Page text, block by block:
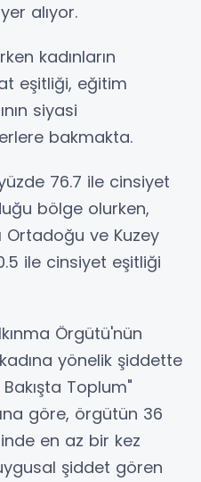
alıyor.
kadınların
eşitliği, eğitim
siyasi
bakmakta.
76.7 ile cinsiyet
bölge olurken,
Ortadoğu ve Kuzey
ile cinsiyet eşitliği
Örgütü'nün
yönelik şiddette
Toplum"
göre, örgütün 36
en az bir kez
şiddet gören